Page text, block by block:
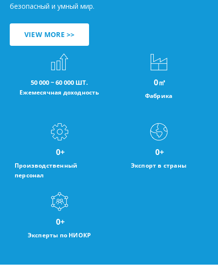
безопасный и умный мир.
VIEW MORE >>
50 000 ~ 60 000 ШТ.
Ежемесячная доходность Фабрика
0㎡
Производственный
персонал
0+
Экспорт в страны
0+
Эксперты по НИОКР
0+